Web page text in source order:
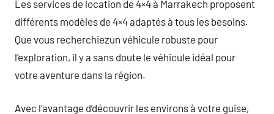
Les services de location de 4×4 à Marrakech proposent
différents modèles de 4×4 adaptés à tous les besoins.
Que vous recherchiezun véhicule robuste pour
l’exploration, il y a sans doute le véhicule idéal pour
votre aventure dans la région.
Avec l’avantage d’découvrir les environs à votre guise,